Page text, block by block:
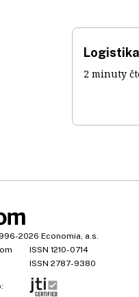
2 minuty
2026 Economia, a.s.
ISSN 1210-0714
ISSN 2787-9380